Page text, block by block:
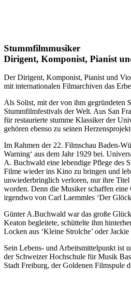
Stummfilmmusiker
Dirigent, Komponist, Pianist
Der Dirigent, Komponist, Pianist und
mit internationalen Filmarchiven das
Als Solist, mit der von ihm gegründeten
Stummfilmfestivals der Welt. Aus San
für restaurierte stumme Klassiker der
gehören ebenso zu seinen
Im Rahmen der 22. Filmschau Baden-
Warning‘ aus dem Jahr 1929 bei.
A. Buchwald eine lebendige Pflege des
Filme wieder ins Kino zu bringen und
unwiederbringlich verloren, nur ihre
worden. Denn die Musiker schaffen
irgendwo von Carl Laemmles ‘Der
Günter A.Buchwald war das große
Keaton begleitete, schüttelte ihm
Locken aus ‘Kleine Strolche’ oder
Sein Lebens- und Arbeitsmittelpunkt ist
der Schweizer Hochschule für Musik
Stadt Freiburg, der Goldenen Filmspule